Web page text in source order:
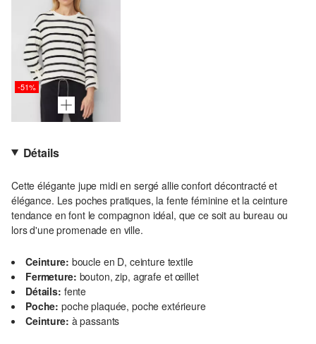
-51%
Détails
Cette élégante jupe midi en sergé allie confort décontracté et
élégance. Les poches pratiques, la fente féminine et la ceinture
tendance en font le compagnon idéal, que ce soit au bureau ou
lors d'une promenade en ville.
Ceinture: boucle en D, ceinture textile
Fermeture: bouton, zip, agrafe et œillet
Détails: fente
Poche: poche plaquée, poche extérieure
Ceinture: à passants